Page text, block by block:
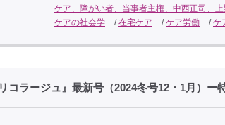
ケア、障がい者、当事者主権、中西正司、
ケアの社会学
/在宅ケア /ケア労働 /ケ
コラージュ』最新号（2024冬号12・1月）ー